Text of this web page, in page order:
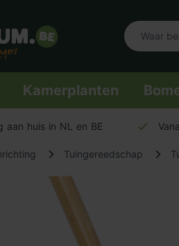
Kamerplanten
aan huis in NL en BE
Tuingereedschap